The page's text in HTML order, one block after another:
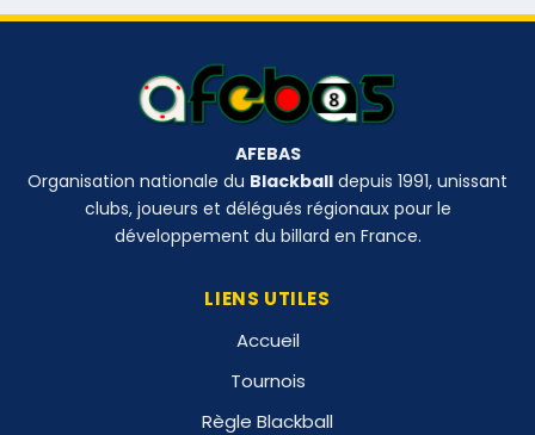
AFEBAS
Organisation nationale du Blackball depuis 1991, unissant
clubs, joueurs et délégués régionaux pour le
développement du billard en France.
LIENS UTILES
Accueil
Tournois
Règle Blackball